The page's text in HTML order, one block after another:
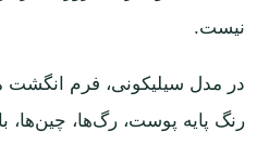
نیست.
در مدل سیلیکونی، فرم انگشت
رنگ پایه پوست، رگ‌ها،